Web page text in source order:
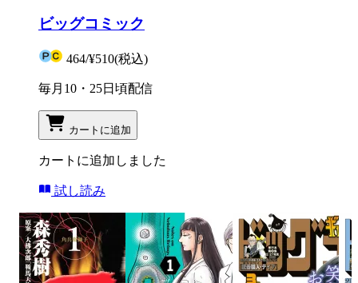
ビッグコミック
464/¥510(税込)
毎月10・25日頃配信
カートに追加
カートに追加しました
試し読み